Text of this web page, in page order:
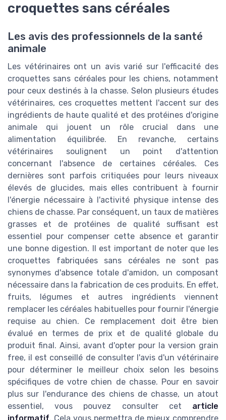
croquettes sans céréales
Les avis des professionnels de la santé
animale
Les vétérinaires ont un avis varié sur l'efficacité des
croquettes sans céréales pour les chiens, notamment
pour ceux destinés à la chasse. Selon plusieurs études
vétérinaires, ces croquettes mettent l'accent sur des
ingrédients de haute qualité et des protéines d'origine
animale qui jouent un rôle crucial dans une
alimentation équilibrée. En revanche, certains
vétérinaires soulignent un point d'attention
concernant l'absence de certaines céréales. Ces
dernières sont parfois critiquées pour leurs niveaux
élevés de glucides, mais elles contribuent à fournir
l'énergie nécessaire à l'activité physique intense des
chiens de chasse. Par conséquent, un taux de matières
grasses et de protéines de qualité suffisant est
essentiel pour compenser cette absence et garantir
une bonne digestion. Il est important de noter que les
croquettes fabriquées sans céréales ne sont pas
synonymes d'absence totale d'amidon, un composant
nécessaire dans la fabrication de ces produits. En effet,
fruits, légumes et autres ingrédients viennent
remplacer les céréales habituelles pour fournir l'énergie
requise au chien. Ce remplacement doit être bien
évalué en termes de prix et de qualité globale du
produit final. Ainsi, avant d'opter pour la version grain
free, il est conseillé de consulter l'avis d'un vétérinaire
pour déterminer le meilleur choix selon les besoins
spécifiques de votre chien de chasse. Pour en savoir
plus sur l'endurance des chiens de chasse, un atout
essentiel, vous pouvez consulter cet article